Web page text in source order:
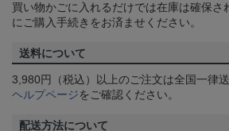
買い物かごに入れるだけでは在庫は確保さ
にご購入手続きをお済ませください。
送料について
3,980円（税込）以上のご注文は全国一律
ヘルプページをご確認ください。
配送方法について